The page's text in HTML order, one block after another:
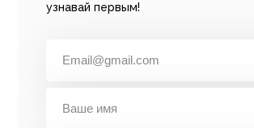
узнавай первым!